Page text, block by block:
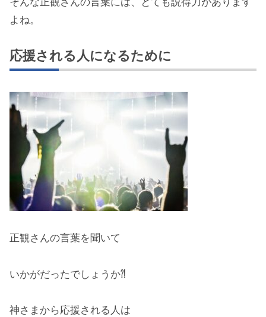
よね。
応援される人になるために
正観さんの言葉を聞いて
いかがだったでしょうか⁈
神さまから応援される人は